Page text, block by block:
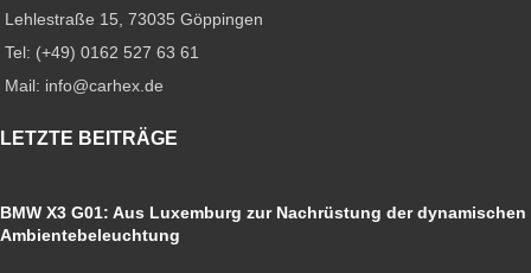
Lehlestraße 15, 73035 Göppingen
Tel: (+49) 0162 527 63 61
Mail: info@carhex.de
LETZTE BEITRÄGE
BMW X3 G01: Aus Luxemburg zur Nachrüstung der dynamischen
Ambientebeleuchtung